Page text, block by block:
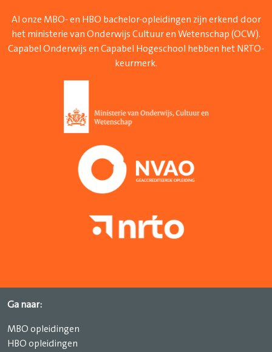
Al onze MBO- en HBO bachelor-opleidingen zijn erkend door
het ministerie van Onderwijs Cultuur en Wetenschap (OCW).
Capabel Onderwijs en Capabel Hogeschool hebben het NRTO-
keurmerk.
Ga naar:
MBO opleidingen
HBO opleidingen